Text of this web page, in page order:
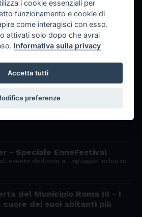
- speciale GenerAction
- S2xE02
- Speciale EnneFestival
dedicato al linguaggio inclusivo
del Municipio Roma III - I
cuore dei suoi abitanti più
i cookie essenziali per
funzionamento e cookie di
come interagisci con esso.
attivati solo dopo che avrai
Informativa sulla privacy
Accetta tutti
preferenze